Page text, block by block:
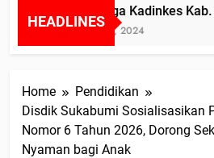
HEADLINES
Diduga Kadinkes Kab.
Juli 24, 2024
Home
Pendidikan
Disdik Sukabumi Sosialisasikan
Nomor 6 Tahun 2026, Dorong
Nyaman bagi Anak